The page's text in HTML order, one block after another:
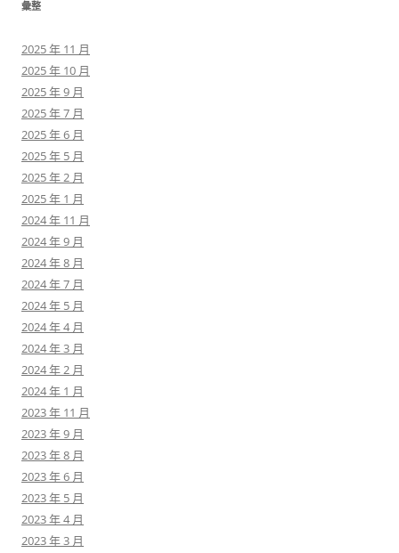
彙整
2025 年 11 月
2025 年 10 月
2025 年 9 月
2025 年 7 月
2025 年 6 月
2025 年 5 月
2025 年 2 月
2025 年 1 月
2024 年 11 月
2024 年 9 月
2024 年 8 月
2024 年 7 月
2024 年 5 月
2024 年 4 月
2024 年 3 月
2024 年 2 月
2024 年 1 月
2023 年 11 月
2023 年 9 月
2023 年 8 月
2023 年 6 月
2023 年 5 月
2023 年 4 月
2023 年 3 月